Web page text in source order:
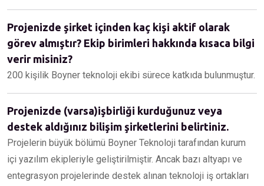
Projenizde şirket içinden kaç kişi aktif olarak
görev almıştır? Ekip birimleri hakkında kısaca bilgi
verir misiniz?
200 kişilik Boyner teknoloji ekibi sürece katkıda bulunmuştur.
Projenizde (varsa)işbirliği kurduğunuz veya
destek aldığınız bilişim şirketlerini belirtiniz.
Projelerin büyük bölümü Boyner Teknoloji tarafından kurum
içi yazılım ekipleriyle geliştirilmiştir. Ancak bazı altyapı ve
entegrasyon projelerinde destek alınan teknoloji iş ortakları